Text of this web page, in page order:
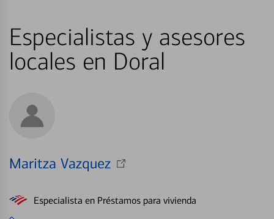
Especialistas y asesores
locales en Doral
Maritza Vazquez
Especialista en Préstamos para vivienda